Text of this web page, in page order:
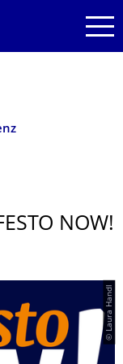
NOW!
© Laura Handl